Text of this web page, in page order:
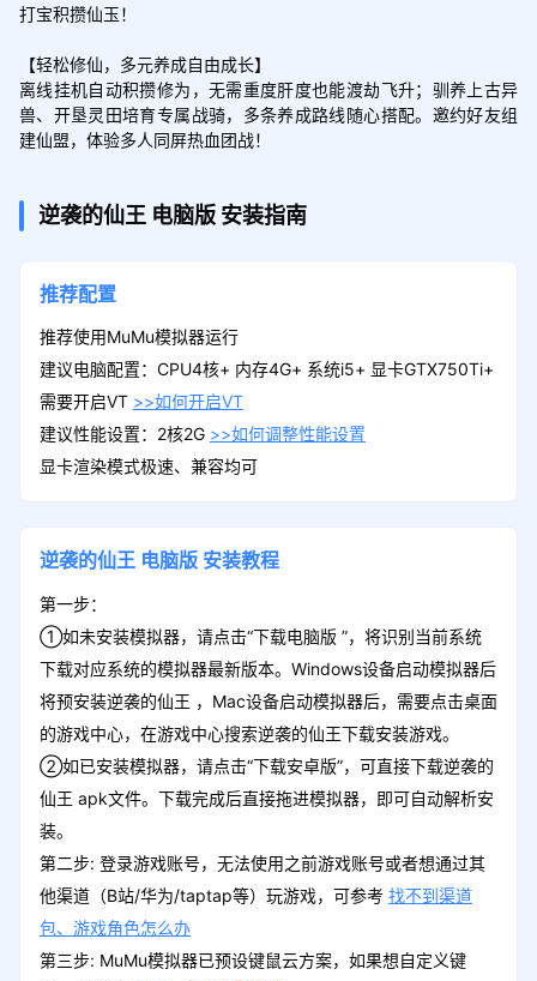
打宝积攒仙玉！
【轻松修仙，多元养成自由成长】
离线挂机自动积攒修为，无需重度肝度也能渡劫飞升；驯养上古异
兽、开垦灵田培育专属战骑，多条养成路线随心搭配。邀约好友组
建仙盟，体验多人同屏热血团战！
逆袭的仙王 电脑版 安装指南
推荐配置
推荐使用MuMu模拟器运行
建议电脑配置：CPU4核+ 内存4G+ 系统i5+ 显卡GTX750Ti+
需要开启VT >>如何开启VT
建议性能设置：2核2G >>如何调整性能设置
显卡渲染模式极速、兼容均可
逆袭的仙王 电脑版 安装教程
第一步：
①如未安装模拟器，请点击“下载电脑版 ”，将识别当前系统
下载对应系统的模拟器最新版本。Windows设备启动模拟器后
将预安装逆袭的仙王 ，Mac设备启动模拟器后，需要点击桌面
的游戏中心，在游戏中心搜索逆袭的仙王下载安装游戏。
②如已安装模拟器，请点击“下载安卓版”，可直接下载逆袭的
仙王 apk文件。下载完成后直接拖进模拟器，即可自动解析安
装。
第二步: 登录游戏账号，无法使用之前游戏账号或者想通过其
他渠道（B站/华为/taptap等）玩游戏，可参考 找不到渠道
包、游戏角色怎么办
第三步: MuMu模拟器已预设键鼠云方案，如果想自定义键